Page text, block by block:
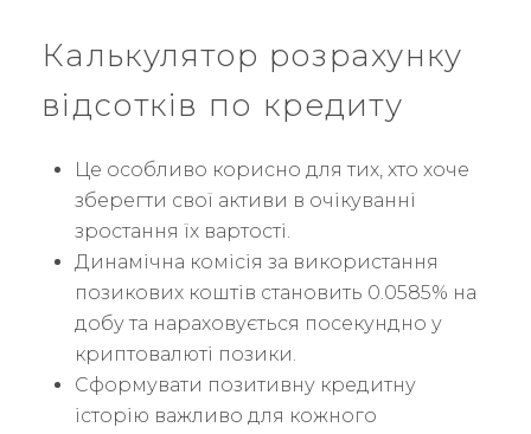
Калькулятор розрахунку
відсотків по кредиту
Це особливо корисно для тих, хто хоче
зберегти свої активи в очікуванні
зростання їх вартості.
Динамічна комісія за використання
позикових коштів становить 0.0585% на
добу та нараховується посекундно у
криптовалюті позики.
Сформувати позитивну кредитну
історію важливо для кожного